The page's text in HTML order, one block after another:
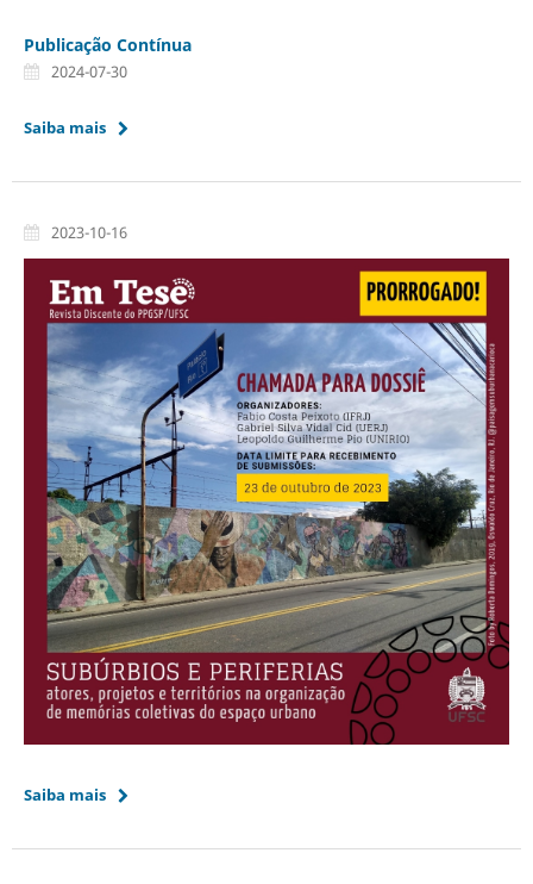
Publicação Contínua
2024-07-30
Saiba mais
2023-10-16
Saiba mais